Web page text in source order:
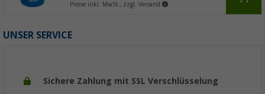
Preise inkl. MwSt., zzgl. Versand
UNSER SERVICE
Sichere Zahlung mit SSL Verschlüsselung